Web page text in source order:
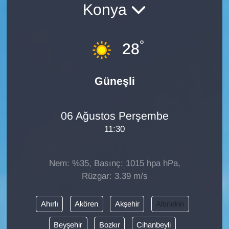
Konya
28°
Güneşli
06 Ağustos Perşembe
11:30
Nem: %35, Basınç: 1015 hpa hPa,
Rüzgar: 3.39 m/s
Ahırlı Akören Akşehir Altınekin
Beyşehir Bozkır Cihanbeyli
En çok konuşulanlar
GENEL
Güncel